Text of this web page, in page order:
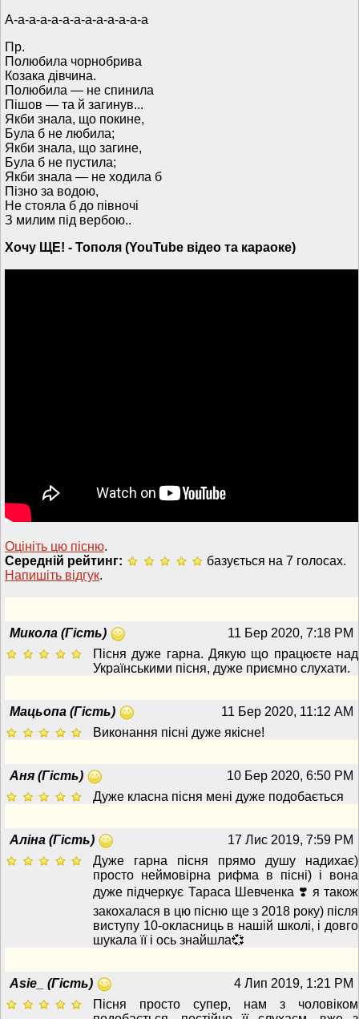
А-а-а-а-а-а-а-а-а-а-а-а-а
Пр.
Полюбила чорнобрива
Козака дівчина.
Полюбила — не спинила
Пішов — та й загинув...
Якби знала, що покине,
Була б не любила;
Якби знала, що загине,
Була б не пустила;
Якби знала — не ходила б
Пізно за водою,
Не стояла б до півночі
З милим під вербою..
Хочу ЩЕ! - Тополя (YouTube відео та караоке)
Оцініть цю пісню.
Середній рейтинг:
базується на 7 голосах.
Напишiть вiдгук.
11 Бер 2020, 7:18 PM
Микола (Гість)
Пісня дуже гарна. Дякую що працюєте над
Українськими пісня, дуже приємно слухати.
11 Бер 2020, 11:12 AM
Мацьопа (Гість)
Виконання пісні дуже якісне!
10 Бер 2020, 6:50 PM
Аня (Гість)
Дуже класна пісня мені дуже подобається
17 Лис 2019, 7:59 PM
Аліна (Гість)
Дуже гарна пісня прямо душу надихає)
просто неймовірна рифма в пісні) і вона
дуже підчеркує Тараса Шевченка ❣️ я також
закохалася в цю пісню ще з 2018 року) після
виступу 10-окласниць в нашій школі, і довго
шукала її і ось знайшла💞
4 Лип 2019, 1:21 PM
Asie_ (Гість)
Пісня просто супер, нам з чоловіком